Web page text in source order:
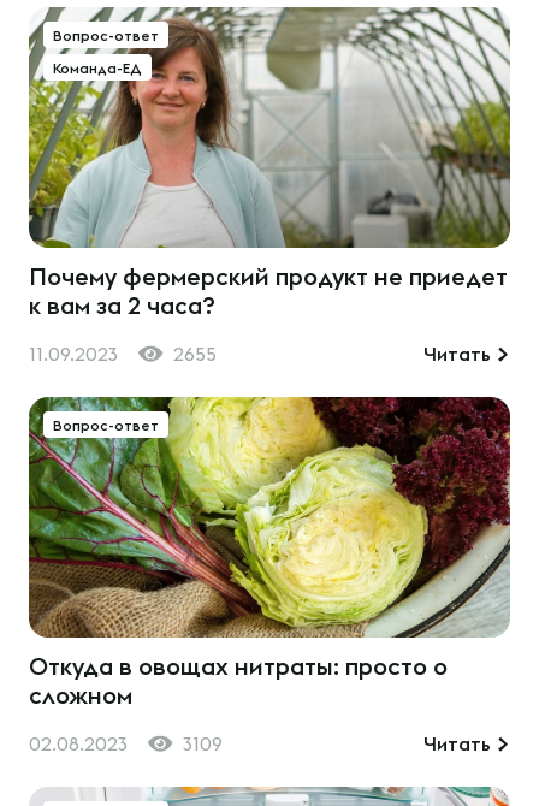
Вопрос-ответ
Команда-ЕД
Почему фермерский продукт не приедет
к вам за 2 часа?
11.09.2023 2655 Читать
Вопрос-ответ
Откуда в овощах нитраты: просто о
сложном
02.08.2023 3109 Читать